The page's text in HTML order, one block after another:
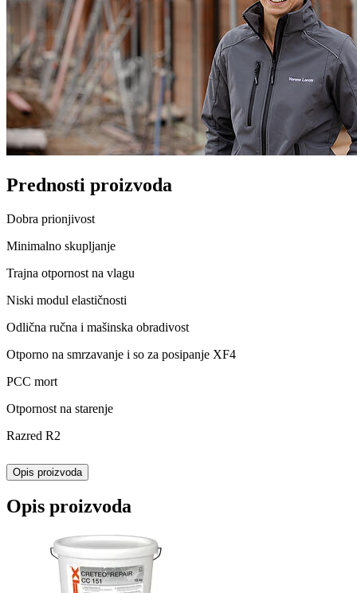
Prednosti proizvoda
Dobra prionjivost
Minimalno skupljanje
Trajna otpornost na vlagu
Niski modul elastičnosti
Odlična ručna i mašinska obradivost
Otporno na smrzavanje i so za posipanje XF4
PCC mort
Otpornost na starenje
Razred R2
Opis proizvoda
Opis proizvoda